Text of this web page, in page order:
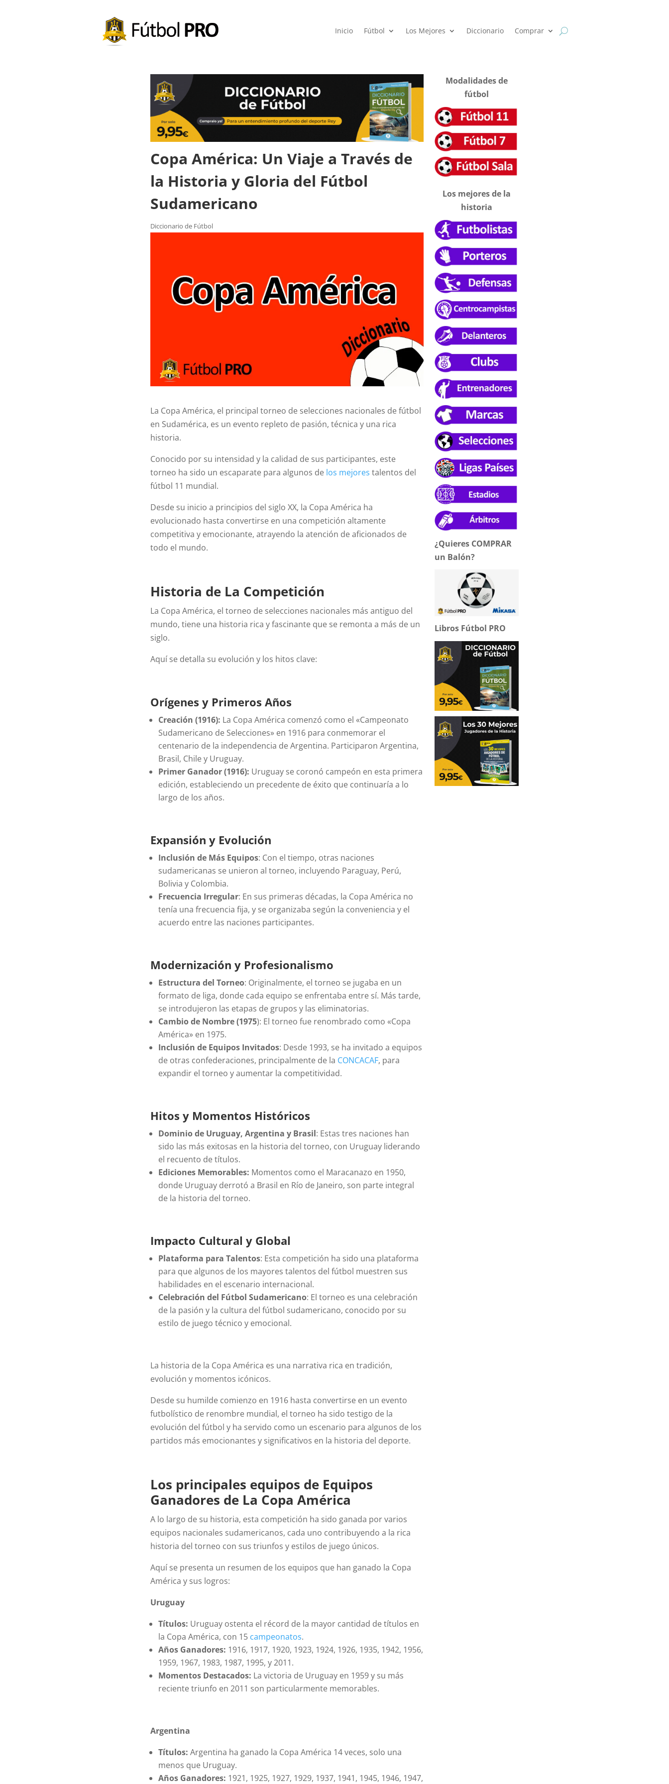
Inicio Fútbol Los Mejores Diccionario Comprar
Copa América: Un Viaje a Través de
la Historia y Gloria del Fútbol
Sudamericano
Diccionario de Fútbol
La Copa América, el principal torneo de selecciones nacionales de fútbol
en Sudamérica, es un evento repleto de pasión, técnica y una rica
historia.
Conocido por su intensidad y la calidad de sus participantes, este
torneo ha sido un escaparate para algunos de los mejores talentos del
fútbol 11 mundial.
Desde su inicio a principios del siglo XX, la Copa América ha
evolucionado hasta convertirse en una competición altamente
competitiva y emocionante, atrayendo la atención de aficionados de
todo el mundo.
Historia de La Competición
La Copa América, el torneo de selecciones nacionales más antiguo del
mundo, tiene una historia rica y fascinante que se remonta a más de un
siglo.
Aquí se detalla su evolución y los hitos clave:
Orígenes y Primeros Años
Creación (1916): La Copa América comenzó como el «Campeonato
Sudamericano de Selecciones» en 1916 para conmemorar el
centenario de la independencia de Argentina. Participaron Argentina,
Brasil, Chile y Uruguay.
Primer Ganador (1916): Uruguay se coronó campeón en esta primera
edición, estableciendo un precedente de éxito que continuaría a lo
largo de los años.
Expansión y Evolución
Inclusión de Más Equipos: Con el tiempo, otras naciones
sudamericanas se unieron al torneo, incluyendo Paraguay, Perú,
Bolivia y Colombia.
Frecuencia Irregular: En sus primeras décadas, la Copa América no
tenía una frecuencia fija, y se organizaba según la conveniencia y el
acuerdo entre las naciones participantes.
Modernización y Profesionalismo
Estructura del Torneo: Originalmente, el torneo se jugaba en un
formato de liga, donde cada equipo se enfrentaba entre sí. Más tarde,
se introdujeron las etapas de grupos y las eliminatorias.
Cambio de Nombre (1975): El torneo fue renombrado como «Copa
América» en 1975.
Inclusión de Equipos Invitados: Desde 1993, se ha invitado a equipos
de otras confederaciones, principalmente de la CONCACAF, para
expandir el torneo y aumentar la competitividad.
Hitos y Momentos Históricos
Dominio de Uruguay, Argentina y Brasil: Estas tres naciones han
sido las más exitosas en la historia del torneo, con Uruguay liderando
el recuento de títulos.
Ediciones Memorables: Momentos como el Maracanazo en 1950,
donde Uruguay derrotó a Brasil en Río de Janeiro, son parte integral
de la historia del torneo.
Impacto Cultural y Global
Plataforma para Talentos: Esta competición ha sido una plataforma
para que algunos de los mayores talentos del fútbol muestren sus
habilidades en el escenario internacional.
Celebración del Fútbol Sudamericano: El torneo es una celebración
de la pasión y la cultura del fútbol sudamericano, conocido por su
estilo de juego técnico y emocional.
La historia de la Copa América es una narrativa rica en tradición,
evolución y momentos icónicos.
Desde su humilde comienzo en 1916 hasta convertirse en un evento
futbolístico de renombre mundial, el torneo ha sido testigo de la
evolución del fútbol y ha servido como un escenario para algunos de los
partidos más emocionantes y significativos en la historia del deporte.
Los principales equipos de Equipos
Ganadores de La Copa América
A lo largo de su historia, esta competición ha sido ganada por varios
equipos nacionales sudamericanos, cada uno contribuyendo a la rica
historia del torneo con sus triunfos y estilos de juego únicos.
Aquí se presenta un resumen de los equipos que han ganado la Copa
América y sus logros:
Uruguay
Títulos: Uruguay ostenta el récord de la mayor cantidad de títulos en
la Copa América, con 15 campeonatos.
Años Ganadores: 1916, 1917, 1920, 1923, 1924, 1926, 1935, 1942, 1956,
1959, 1967, 1983, 1987, 1995, y 2011.
Momentos Destacados: La victoria de Uruguay en 1959 y su más
reciente triunfo en 2011 son particularmente memorables.
Argentina
Títulos: Argentina ha ganado la Copa América 14 veces, solo una
menos que Uruguay.
Años Ganadores: 1921, 1925, 1927, 1929, 1937, 1941, 1945, 1946, 1947,
Modalidades de
fútbol
Los mejores de la
historia
¿Quieres COMPRAR
un Balón?
Libros Fútbol PRO